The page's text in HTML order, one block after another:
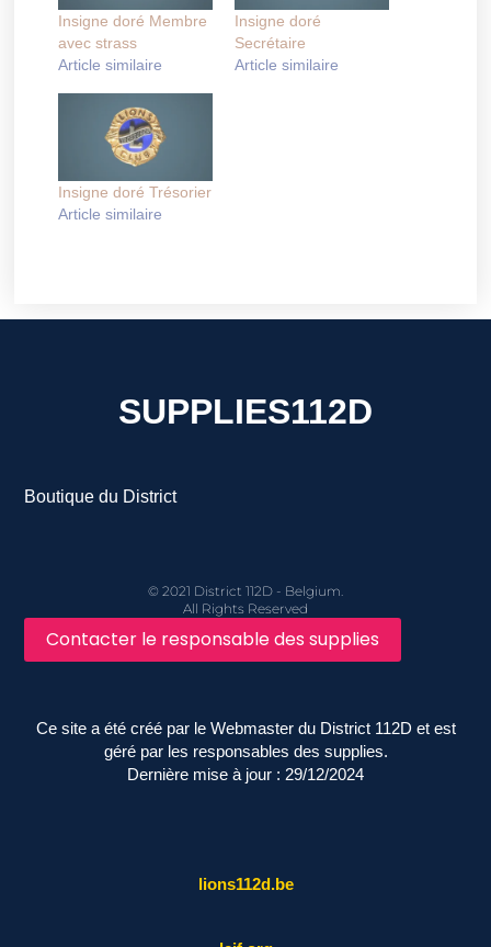
Insigne doré Membre
avec strass
Article similaire
Insigne doré
Secrétaire
Article similaire
Insigne doré Trésorier
Article similaire
SUPPLIES112D
Boutique du District
© 2021 District 112D - Belgium.
All Rights Reserved
Contacter le responsable des supplies
Ce site a été créé par le Webmaster du District 112D et est
géré par les responsables des supplies.
Dernière mise à jour : 29/12/2024
lions112d.be